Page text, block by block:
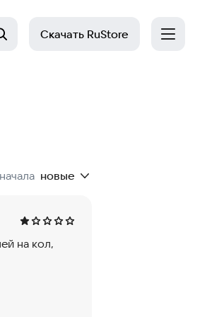
Скачать RuStore
новые
на кол,